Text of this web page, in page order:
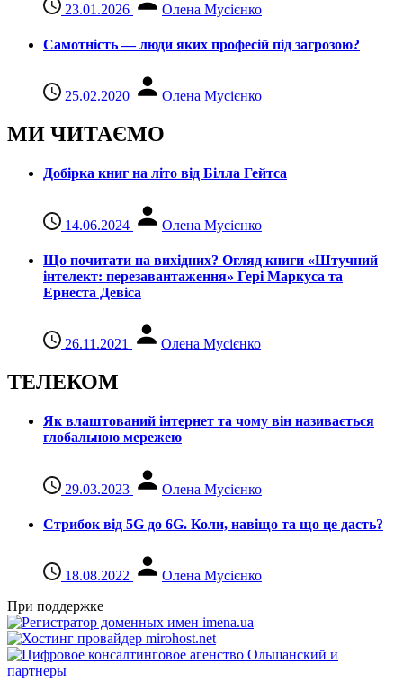
23.01.2026 Олена Мусієнко
Самотність — люди яких професій під загрозою?
25.02.2020 Олена Мусієнко
МИ ЧИТАЄМО
Добірка книг на літо від Білла Гейтса
14.06.2024 Олена Мусієнко
Що почитати на вихідних? Огляд книги «Штучний
інтелект: перезавантаження» Гері Маркуса та
Ернеста Девіса
26.11.2021 Олена Мусієнко
ТЕЛЕКОМ
Як влаштований інтернет та чому він називається
глобальною мережею
29.03.2023 Олена Мусієнко
Стрибок від 5G до 6G. Коли, навіщо та що це даcть?
18.08.2022
Олена Мусієнко
При поддержке